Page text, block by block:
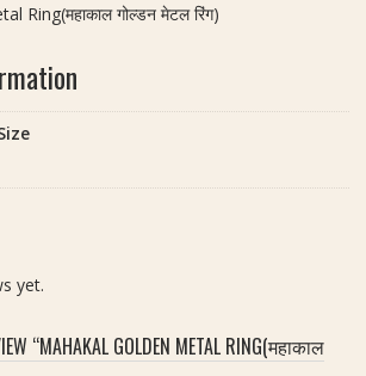
Ring(महाकाल गोल्डन मेटल रिंग)
yet.
“MAHAKAL GOLDEN METAL RING(महाकाल